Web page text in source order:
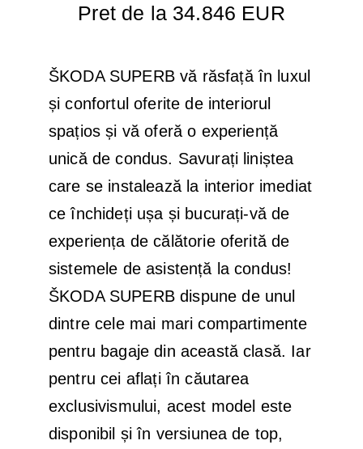
Pret de la 34.846 EUR
ŠKODA SUPERB vă răsfață în luxul
și confortul oferite de interiorul
spațios și vă oferă o experiență
unică de condus. Savurați liniștea
care se instalează la interior imediat
ce închideți ușa și bucurați-vă de
experiența de călătorie oferită de
sistemele de asistență la condus!
ŠKODA SUPERB dispune de unul
dintre cele mai mari compartimente
pentru bagaje din această clasă. Iar
pentru cei aflați în căutarea
exclusivismului, acest model este
disponibil și în versiunea de top,